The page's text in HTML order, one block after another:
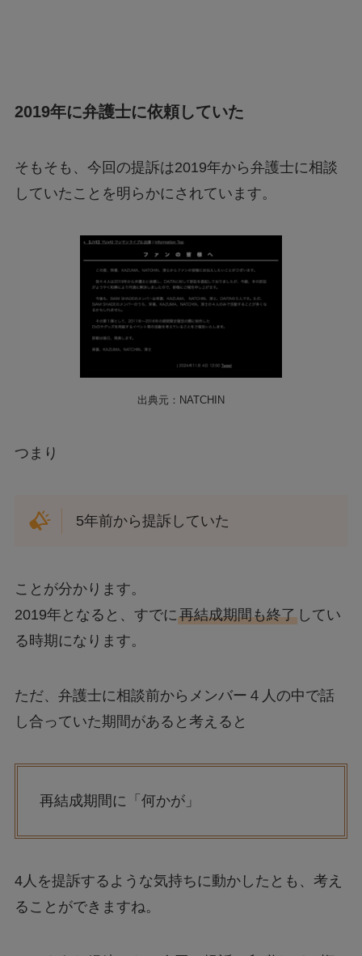
2019年に弁護士に依頼していた
そもそも、今回の提訴は2019年から弁護士に相談
していたことを明らかにされています。
出典元：NATCHIN
つまり
5年前から提訴していた
ことが分かります。
2019年となると、すでに再結成期間も終了してい
る時期になります。
ただ、弁護士に相談前からメンバー４人の中で話
し合っていた期間があると考えると
再結成期間に「何かが」
4人を提訴するような気持ちに動かしたとも、考え
ることができますね。